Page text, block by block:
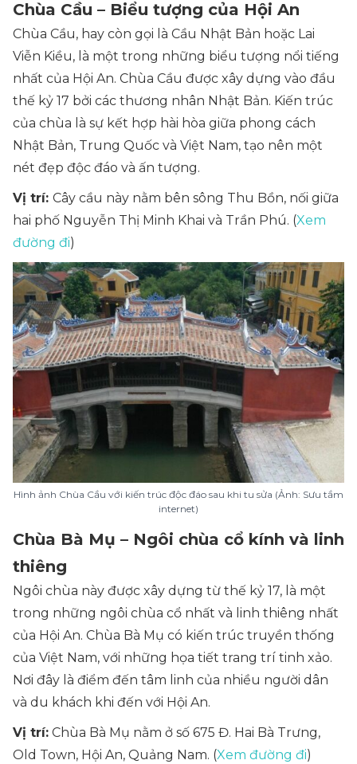
Chùa Cầu – Biểu tượng của Hội An
Chùa Cầu, hay còn gọi là Cầu Nhật Bản hoặc Lai
Viễn Kiều, là một trong những biểu tượng nổi tiếng
nhất của Hội An. Chùa Cầu được xây dựng vào đầu
thế kỷ 17 bởi các thương nhân Nhật Bản. Kiến trúc
của chùa là sự kết hợp hài hòa giữa phong cách
Nhật Bản, Trung Quốc và Việt Nam, tạo nên một
nét đẹp độc đáo và ấn tượng.
Vị trí: Cây cầu này nằm bên sông Thu Bồn, nối giữa
hai phố Nguyễn Thị Minh Khai và Trần Phú. (Xem
đường đi)
Hình ảnh Chùa Cầu với kiến trúc độc đáo sau khi tu sửa (Ảnh: Sưu tầm
internet)
Chùa Bà Mụ – Ngôi chùa cổ kính và linh
thiêng
Ngôi chùa này được xây dựng từ thế kỷ 17, là một
trong những ngôi chùa cổ nhất và linh thiêng nhất
của Hội An. Chùa Bà Mụ có kiến trúc truyền thống
của Việt Nam, với những họa tiết trang trí tinh xảo.
Nơi đây là điểm đến tâm linh của nhiều người dân
và du khách khi đến với Hội An.
Vị trí: Chùa Bà Mụ nằm ở số 675 Đ. Hai Bà Trưng,
Old Town, Hội An, Quảng Nam. (Xem đường đi)